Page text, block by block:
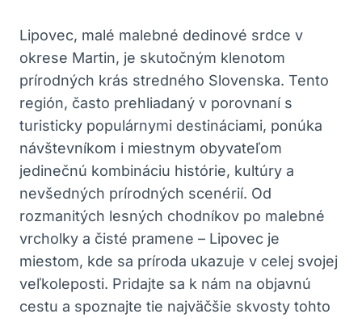
Lipovec, malé malebné dedinové srdce v
okrese Martin, je skutočným klenotom
prírodných krás stredného Slovenska. Tento
región, často prehliadaný v porovnaní s
turisticky populárnymi destináciami, ponúka
návštevníkom i miestnym obyvateľom
jedinečnú kombináciu histórie, kultúry a
nevšedných prírodných scenérií. Od
rozmanitých lesných chodníkov po malebné
vrcholky a čisté pramene – Lipovec je
miestom, kde sa príroda ukazuje v celej svojej
veľkoleposti. Pridajte sa k nám na objavnú
cestu a spoznajte tie najväčšie skvosty tohto